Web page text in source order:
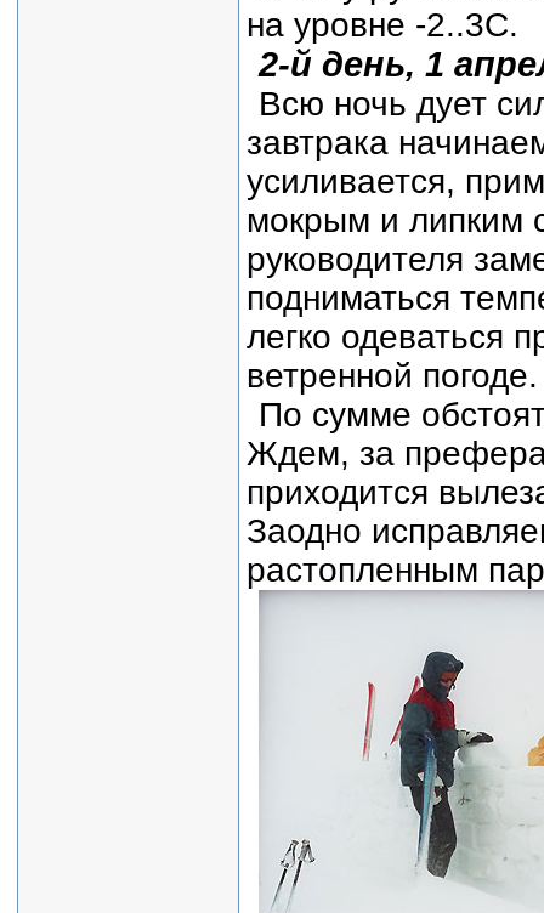
на уровне -2..3С.
2-й день, 1
Всю ночь дует
завтрака
усиливается,
мокрым и липким
руководителя
подниматься
легко одеваться
ветренной погоде.
По сумме
Ждем, за
приходится
Заодно
растопленным